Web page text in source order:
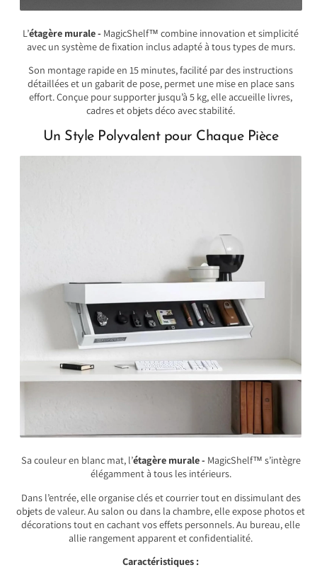
L’étagère murale - MagicShelf™ combine innovation et simplicité
avec un système de fixation inclus adapté à tous types de murs.
Son montage rapide en 15 minutes, facilité par des instructions
détaillées et un gabarit de pose, permet une mise en place sans
effort. Conçue pour supporter jusqu’à 5 kg, elle accueille livres,
cadres et objets déco avec stabilité.
Un Style Polyvalent pour Chaque Pièce
Sa couleur en blanc mat, l’étagère murale - MagicShelf™ s’intègre
élégamment à tous les intérieurs.
Dans l’entrée, elle organise clés et courrier tout en dissimulant des
objets de valeur. Au salon ou dans la chambre, elle expose photos et
décorations tout en cachant vos effets personnels. Au bureau, elle
allie rangement apparent et confidentialité.
Caractéristiques :